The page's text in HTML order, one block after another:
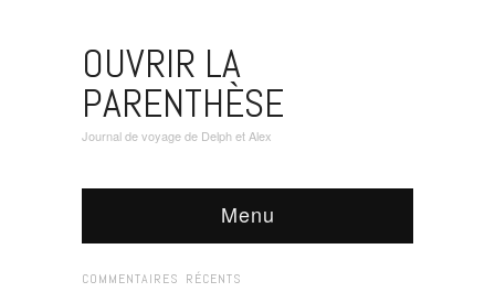
OUVRIR LA
PARENTHÈSE
Journal de voyage de Delph et Alex
Menu
COMMENTAIRES RÉCENTS